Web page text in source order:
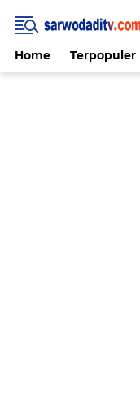
Home Terpopuler